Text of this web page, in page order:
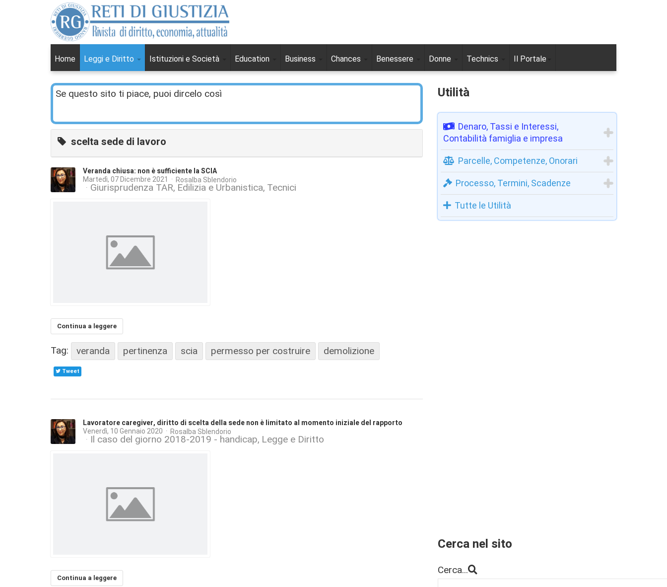
Home Leggi e Diritto Istituzioni e Società Education Business Chances Benessere Donne Technics Il Portale
Se questo sito ti piace, puoi dircelo così
scelta sede di lavoro
Veranda chiusa: non è sufficiente la SCIA
Martedì, 07 Dicembre 2021 Rosalba Sblendorio
Giurisprudenza TAR Edilizia e Urbanistica Tecnici
Continua a leggere
Tag: veranda pertinenza scia permesso per costruire demolizione
Tweet
Lavoratore caregiver, diritto di scelta della sede non è limitato al momento iniziale del rapporto
Venerdì, 10 Gennaio 2020 Rosalba Sblendorio
Il caso del giorno 2018-2019 - handicap Legge e Diritto
Continua a leggere
Utilità
Denaro, Tassi e Interessi,
Contabilità famiglia e impresa
Parcelle, Competenze, Onorari
Processo, Termini, Scadenze
Tutte le Utilità
Cerca nel sito
Cerca...